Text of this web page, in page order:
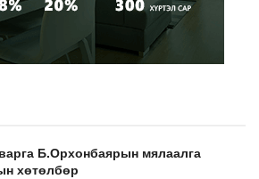
Б.Орхонбаярын мялаалга
хөтөлбөр